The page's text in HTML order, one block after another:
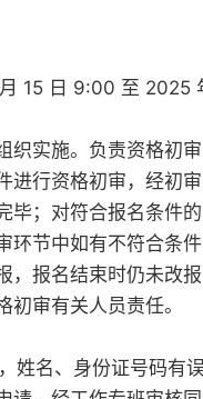
15 日 9:00 至 2025
织实施。负责资格初
进行资格初审，经初
毕；对符合报名条件
环节中如有不符合条
，报名结束时仍未改
审有关人员责任。
姓名、身份证号码有